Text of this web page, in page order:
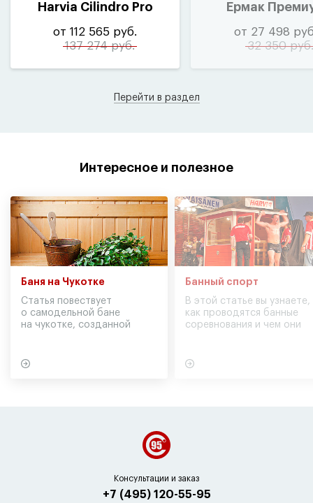
Harvia Cilindro Pro
от 112 565 руб.
137 274 руб.
Ермак
от 27 498
32 350 руб.
Перейти в раздел
Интересное и полезное
Баня на Чукотке
Статья повествует
о самодельной бане
на чукотке, созданной
Банный спорт
В этой статье вы узнаете,
как проводятся банные
соревнования и чем они
Консультации и заказ
+7 (495) 120-55-95